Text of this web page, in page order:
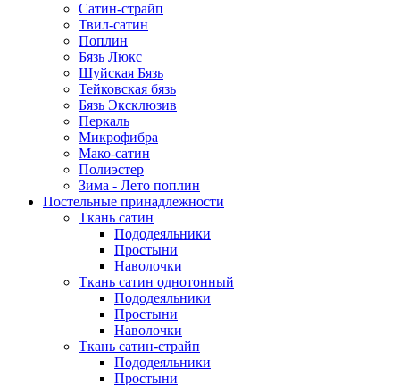
Сатин-страйп
Твил-сатин
Поплин
Бязь Люкс
Шуйская Бязь
Тейковская бязь
Бязь Эксклюзив
Перкаль
Микрофибра
Мако-сатин
Полиэстер
Зима - Лето поплин
Постельные принадлежности
Ткань сатин
Пододеяльники
Простыни
Наволочки
Ткань сатин однотонный
Пододеяльники
Простыни
Наволочки
Ткань сатин-страйп
Пододеяльники
Простыни